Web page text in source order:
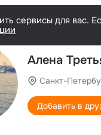
сервисы для вас.
Алена
Санкт-
Добавить в